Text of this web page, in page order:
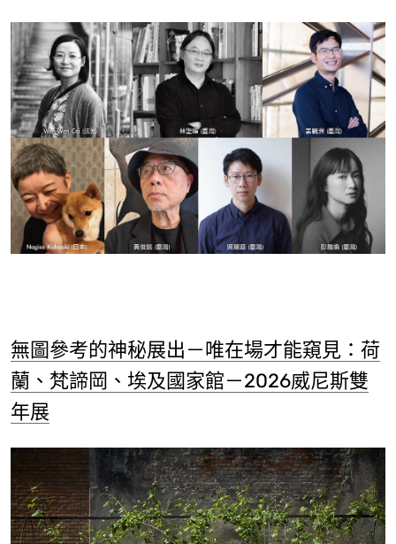
無圖參考的神秘展出－唯在場才能窺見：荷
蘭、梵諦岡、埃及國家館－2026威尼斯雙
年展